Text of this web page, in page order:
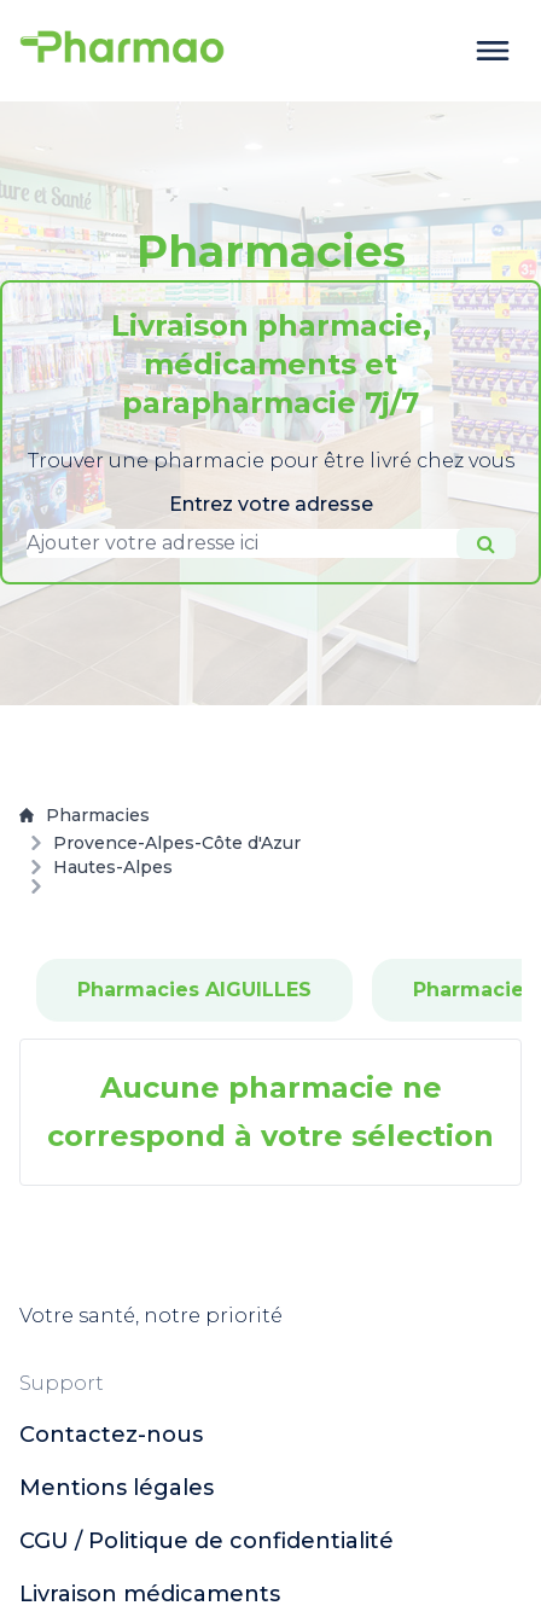
Pharmacies
Livraison pharmacie,
médicaments et
parapharmacie 7j/7
Trouver une pharmacie pour être livré chez vous
Entrez votre adresse
Pharmacies
Provence-Alpes-Côte d'Azur
Hautes-Alpes
Pharmacies AIGUILLES Pharmacies
Aucune pharmacie ne
correspond à votre sélection
Votre santé, notre priorité
Support
Contactez-nous
Mentions légales
CGU / Politique de confidentialité
Livraison médicaments